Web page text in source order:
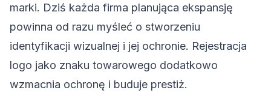
marki. Dziś każda firma planująca ekspansję
powinna od razu myśleć o stworzeniu
identyfikacji wizualnej i jej ochronie. Rejestracja
logo jako znaku towarowego dodatkowo
wzmacnia ochronę i buduje prestiż.